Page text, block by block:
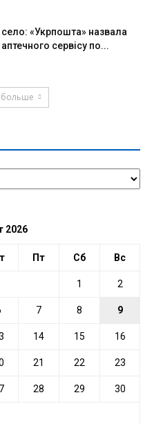
«Укрпошта» назвала
сервісу по...
больше
2026
Пт Сб Вс
1 2
7 8 9
14 15 16
21 22 23
28 29 30